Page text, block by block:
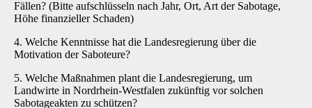
Fällen? (Bitte aufschlüsseln nach Jahr, Ort, Art der Sabotage,
Höhe finanzieller Schaden)
4. Welche Kenntnisse hat die Landesregierung über die
Motivation der Saboteure?
5. Welche Maßnahmen plant die Landesregierung, um
Landwirte in Nordrhein-Westfalen zukünftig vor solchen
Sabotageakten zu schützen?